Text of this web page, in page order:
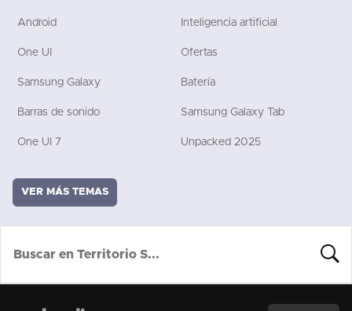
Android Inteligencia artificial
One UI Ofertas
Samsung Galaxy Batería
Barras de sonido Samsung Galaxy Tab
One UI 7 Unpacked 2025
VER MÁS TEMAS